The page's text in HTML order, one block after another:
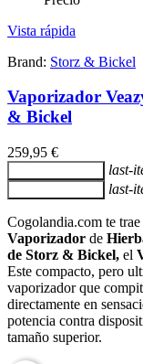
Vista rápida
Brand: Storz & Bickel
Vaporizador
& Bickel
259,95 €
last-
last-
Cogolandia.com te
Vaporizador de
de Storz & Bickel, el
Este compacto, pero
vaporizador que
directamente en
potencia contra
tamaño superior.